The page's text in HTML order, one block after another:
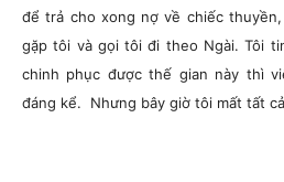
để trả cho xong nợ về chiếc
gặp tôi và gọi tôi đi theo Ngài. Tôi
chinh phục được thế gian này thì
đáng kể. Nhưng bây giờ tôi mất tất